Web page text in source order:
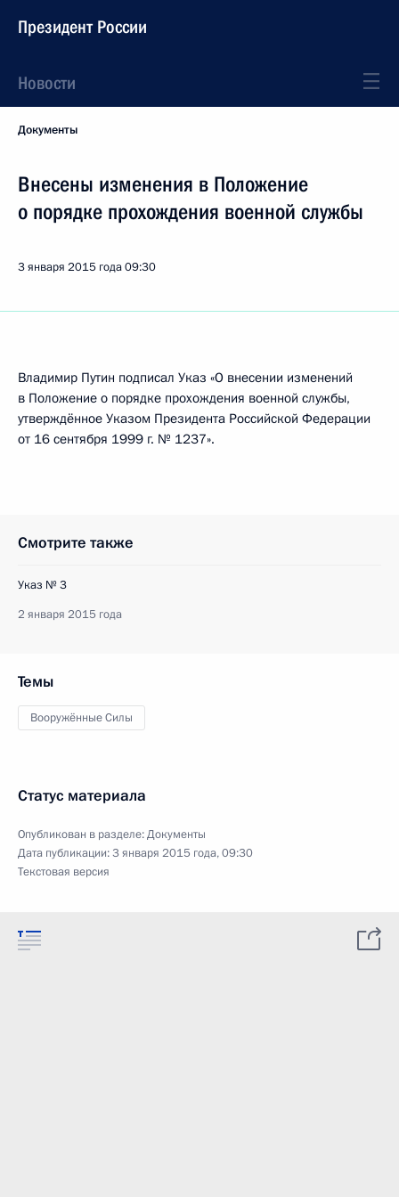
Президент России
Новости
Документы
Внесены изменения в Положение
о порядке прохождения военной службы
3 января 2015 года09:30
Владимир Путин подписал Указ «О внесении изменений
в Положение о порядке прохождения военной службы,
утверждённое Указом Президента Российской Федерации
от 16 сентября 1999 г. № 1237».
Смотрите также
Указ № 3
2 января 2015 года
Темы
Вооружённые Силы
Статус материала
Опубликован в разделе:Документы
Дата публикации:3 января 2015 года, 09:30
Текстовая версия